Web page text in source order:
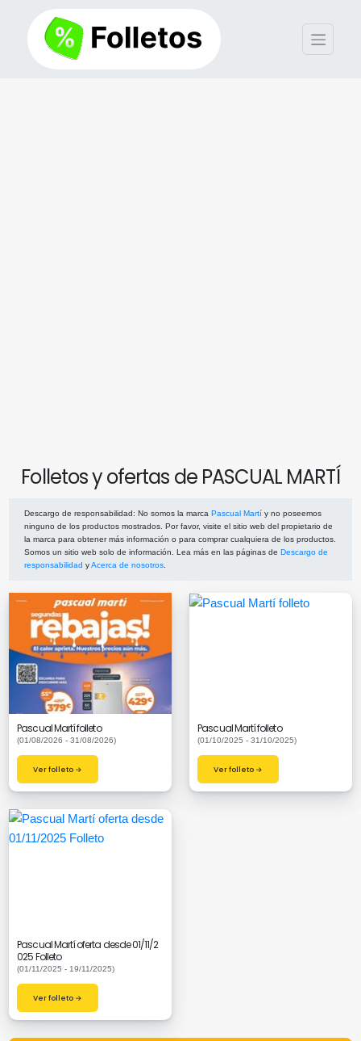
Folletos y ofertas de PASCUAL MARTÍ
Descargo de responsabilidad: No somos la marca Pascual Martí y no poseemos
ninguno de los productos mostrados. Por favor, visite el sitio web del propietario de
la marca para obtener más información o para comprar cualquiera de los productos.
Somos un sitio web solo de información. Lea más en las páginas de Descargo de
responsabilidad yAcerca de nosotros
Pascual Martí folleto
(01/08/2026 - 31/08/2026)
Ver folleto →
Pascual Martí folleto
(01/10/2025 - 31/10/2025)
Ver folleto →
Pascual Martí oferta desde 01/11/2
025 Folleto
(01/11/2025 - 19/11/2025)
Ver folleto →